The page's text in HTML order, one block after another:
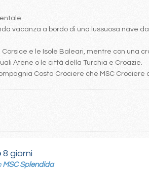
vacanza a bordo di una lussuosa nave
e le Isole Baleari, mentre con una
Atene o le città della Turchia e Croazie.
Costa Crociere che MSC Crociere
8 giorni
MSC Splendida